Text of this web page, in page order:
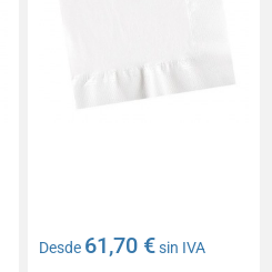
Desde 61,70 €sin IVA